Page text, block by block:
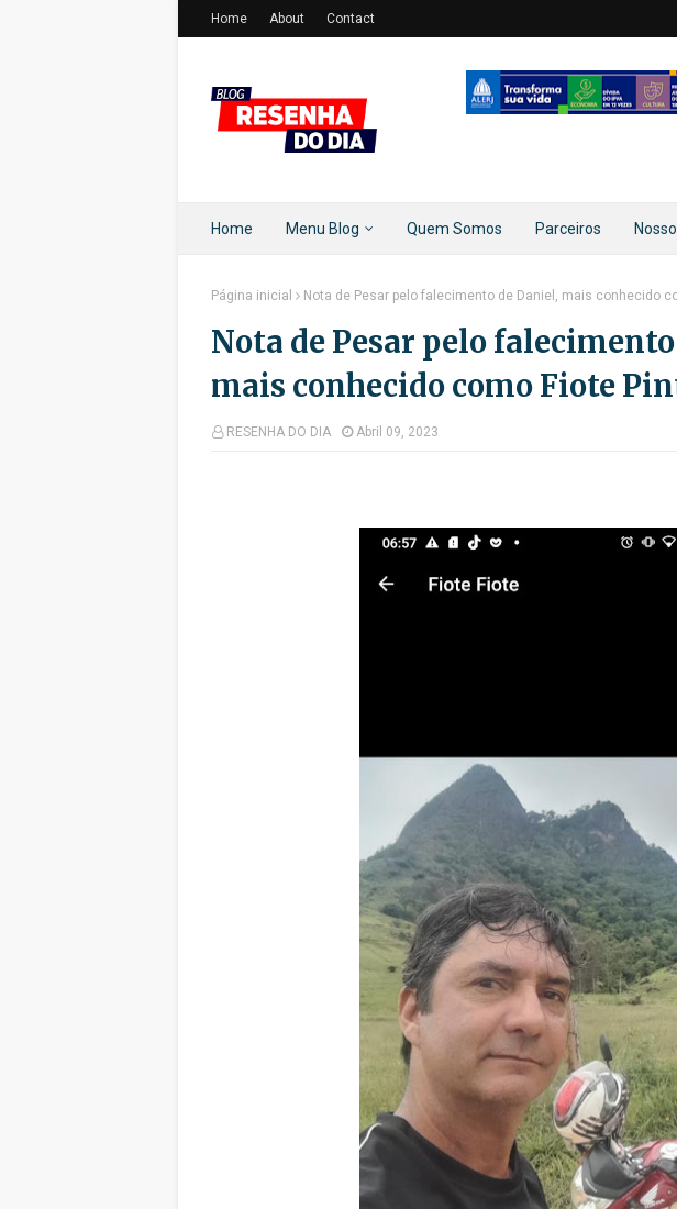
Home About Contact
Home Menu Blog Quem Somos Parceiros
Página inicial Nota de Pesar pelo falecimento de Daniel, mais conhecido
Nota de Pesar pelo
mais conhecido como Fiote
RESENHA DO DIA Abril 09, 2023